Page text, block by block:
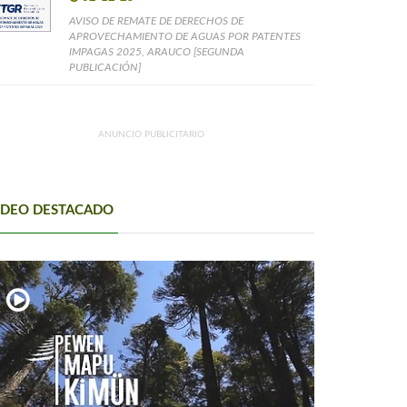
AVISO DE REMATE DE DERECHOS DE
APROVECHAMIENTO DE AGUAS POR PATENTES
IMPAGAS 2025, ARAUCO [SEGUNDA
PUBLICACIÓN]
ANUNCIO PUBLICITARIO
DESTACADO